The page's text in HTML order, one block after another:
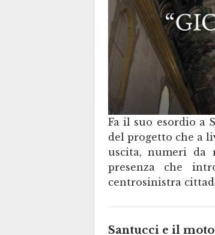
Fa il suo esordio a
del progetto che a
uscita, numeri da
presenza che
centrosinistra
Santucci e il